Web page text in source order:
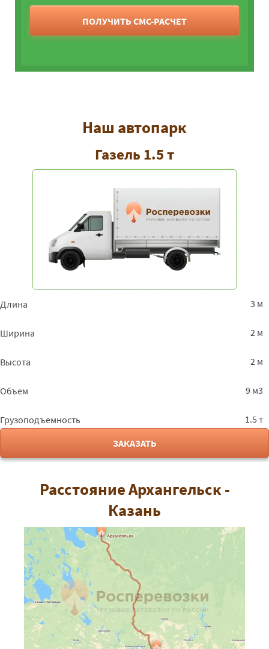
ПОЛУЧИТЬ СМС-РАСЧЕТ
Наш автопарк
Газель 1.5 т
Длина 3 м
Ширина 2 м
Высота 2 м
Объем 9 м3
Грузоподъемность
1.5 т
ЗАКАЗАТЬ
Расстояние Архангельск -
Казань